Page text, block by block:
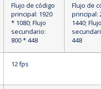
Flujo de código
principal: 1920
* 1080; Flujo
secundario:
800 * 448
Flujo de
principal:
1440; Flujo
448
12 fps